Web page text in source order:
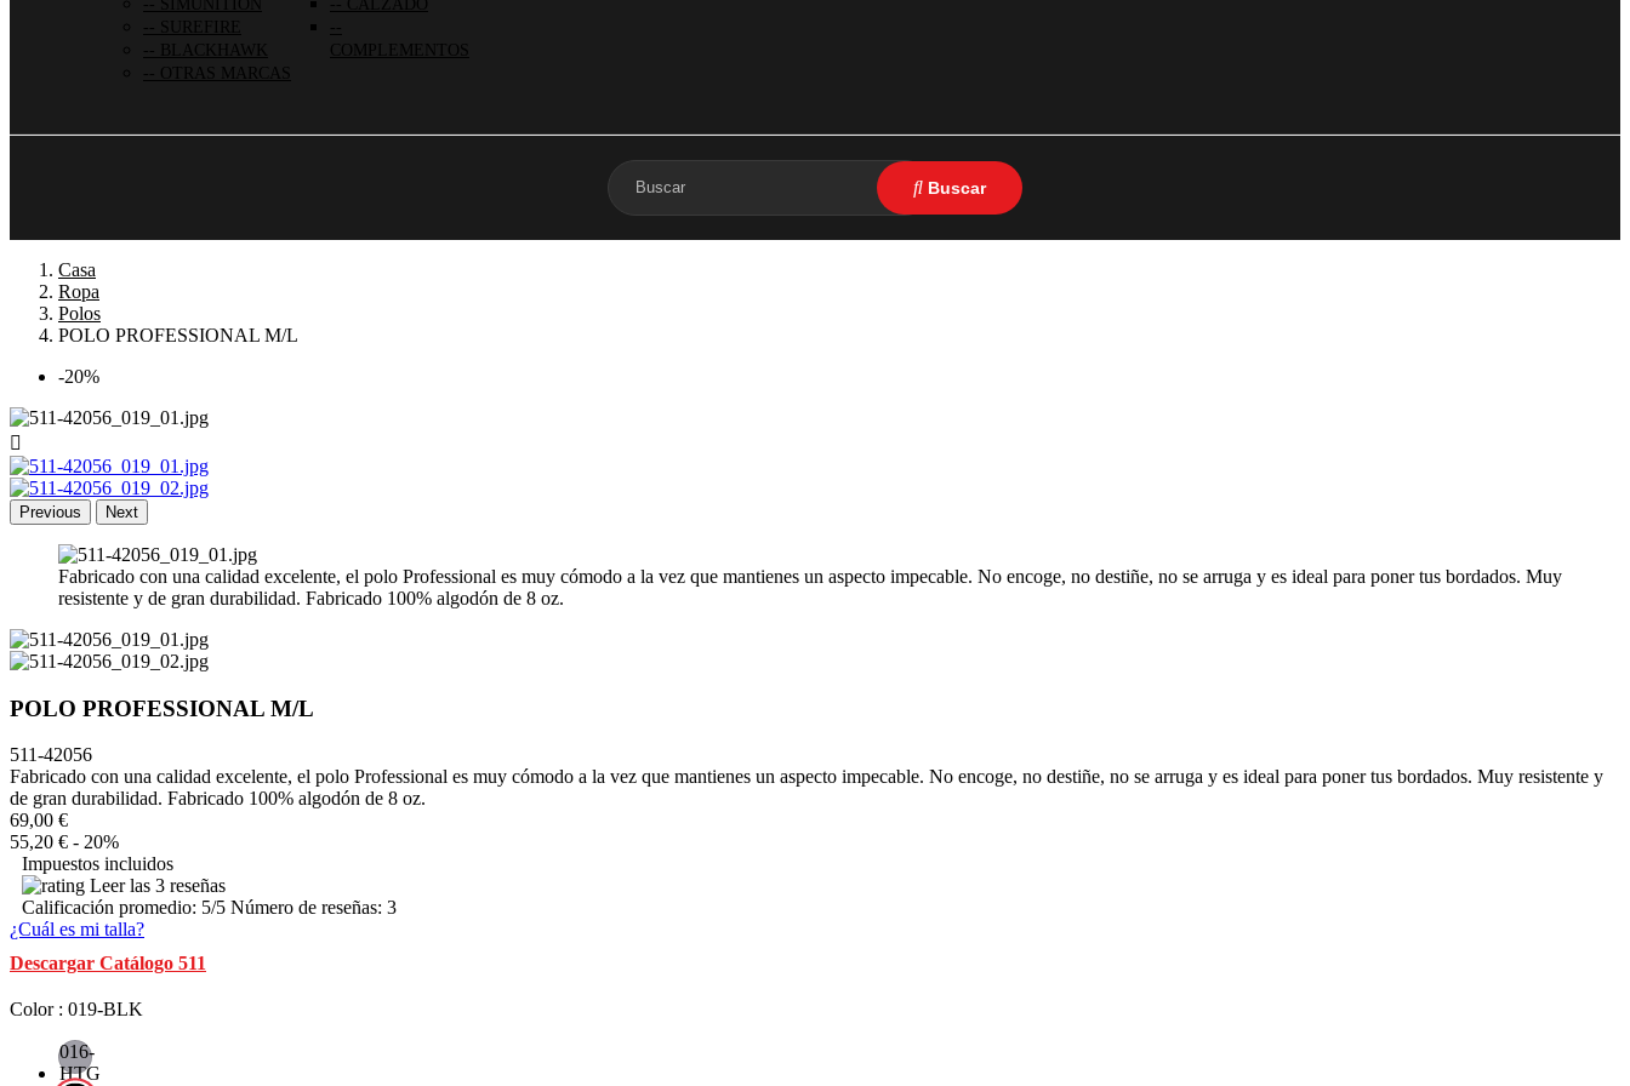
CALZADO
COMPLEMENTOS
SIMUNITION
SUREFIRE
BLACKHAWK
OTRAS MARCAS
Casa
Ropa
Polos
POLO PROFESSIONAL M/L
-20%

Previous Next
Fabricado con una calidad excelente, el polo Professional es muy cómodo a la vez que mantienes un aspecto impecable. No encoge, no destiñe, no se arruga y es ideal para poner tus bordados. Muy
resistente y de gran durabilidad. Fabricado 100% algodón de 8 oz.
POLO PROFESSIONAL M/L
511-42056
Fabricado con una calidad excelente, el polo Professional es muy cómodo a la vez que mantienes un aspecto impecable. No encoge, no destiñe, no se arruga y es ideal para poner tus bordados. Muy resistente y
de gran durabilidad. Fabricado 100% algodón de 8 oz.
69,00 €
55,20 € - 20%
Impuestos incluidos
Leer las 3 reseñas
Calificación promedio: 5/5 Número de reseñas: 3
¿Cuál es mi talla?
Descargar Catálogo 511
Color : 019-BLK
016-
HTG